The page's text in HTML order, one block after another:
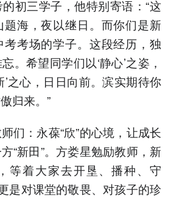
初三学子，他特别寄语：“这
海，夜以继日。而你们是新
考场的学子。这段经历，独
。希望同学们以‘静心’之姿，
’之心，日日向前。滨实期待你
归来。”
们：永葆“欣”的心境，让成长
“新田”。方娄星勉励教师，新
等着大家去开垦、播种、守
是对课堂的敬畏、对孩子的珍